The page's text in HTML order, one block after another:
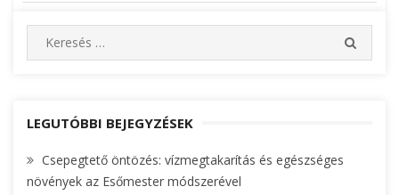
navigáció
e
c
f
o
E
LEGUTÓBBI BEJEGYZÉSEK
Csepegtető öntözés: vízmegtakarítás és egészséges
növények az Esőmester módszerével